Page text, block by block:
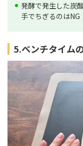
発酵で発生した炭
手でちぎるのはNG
5.ベンチタイム